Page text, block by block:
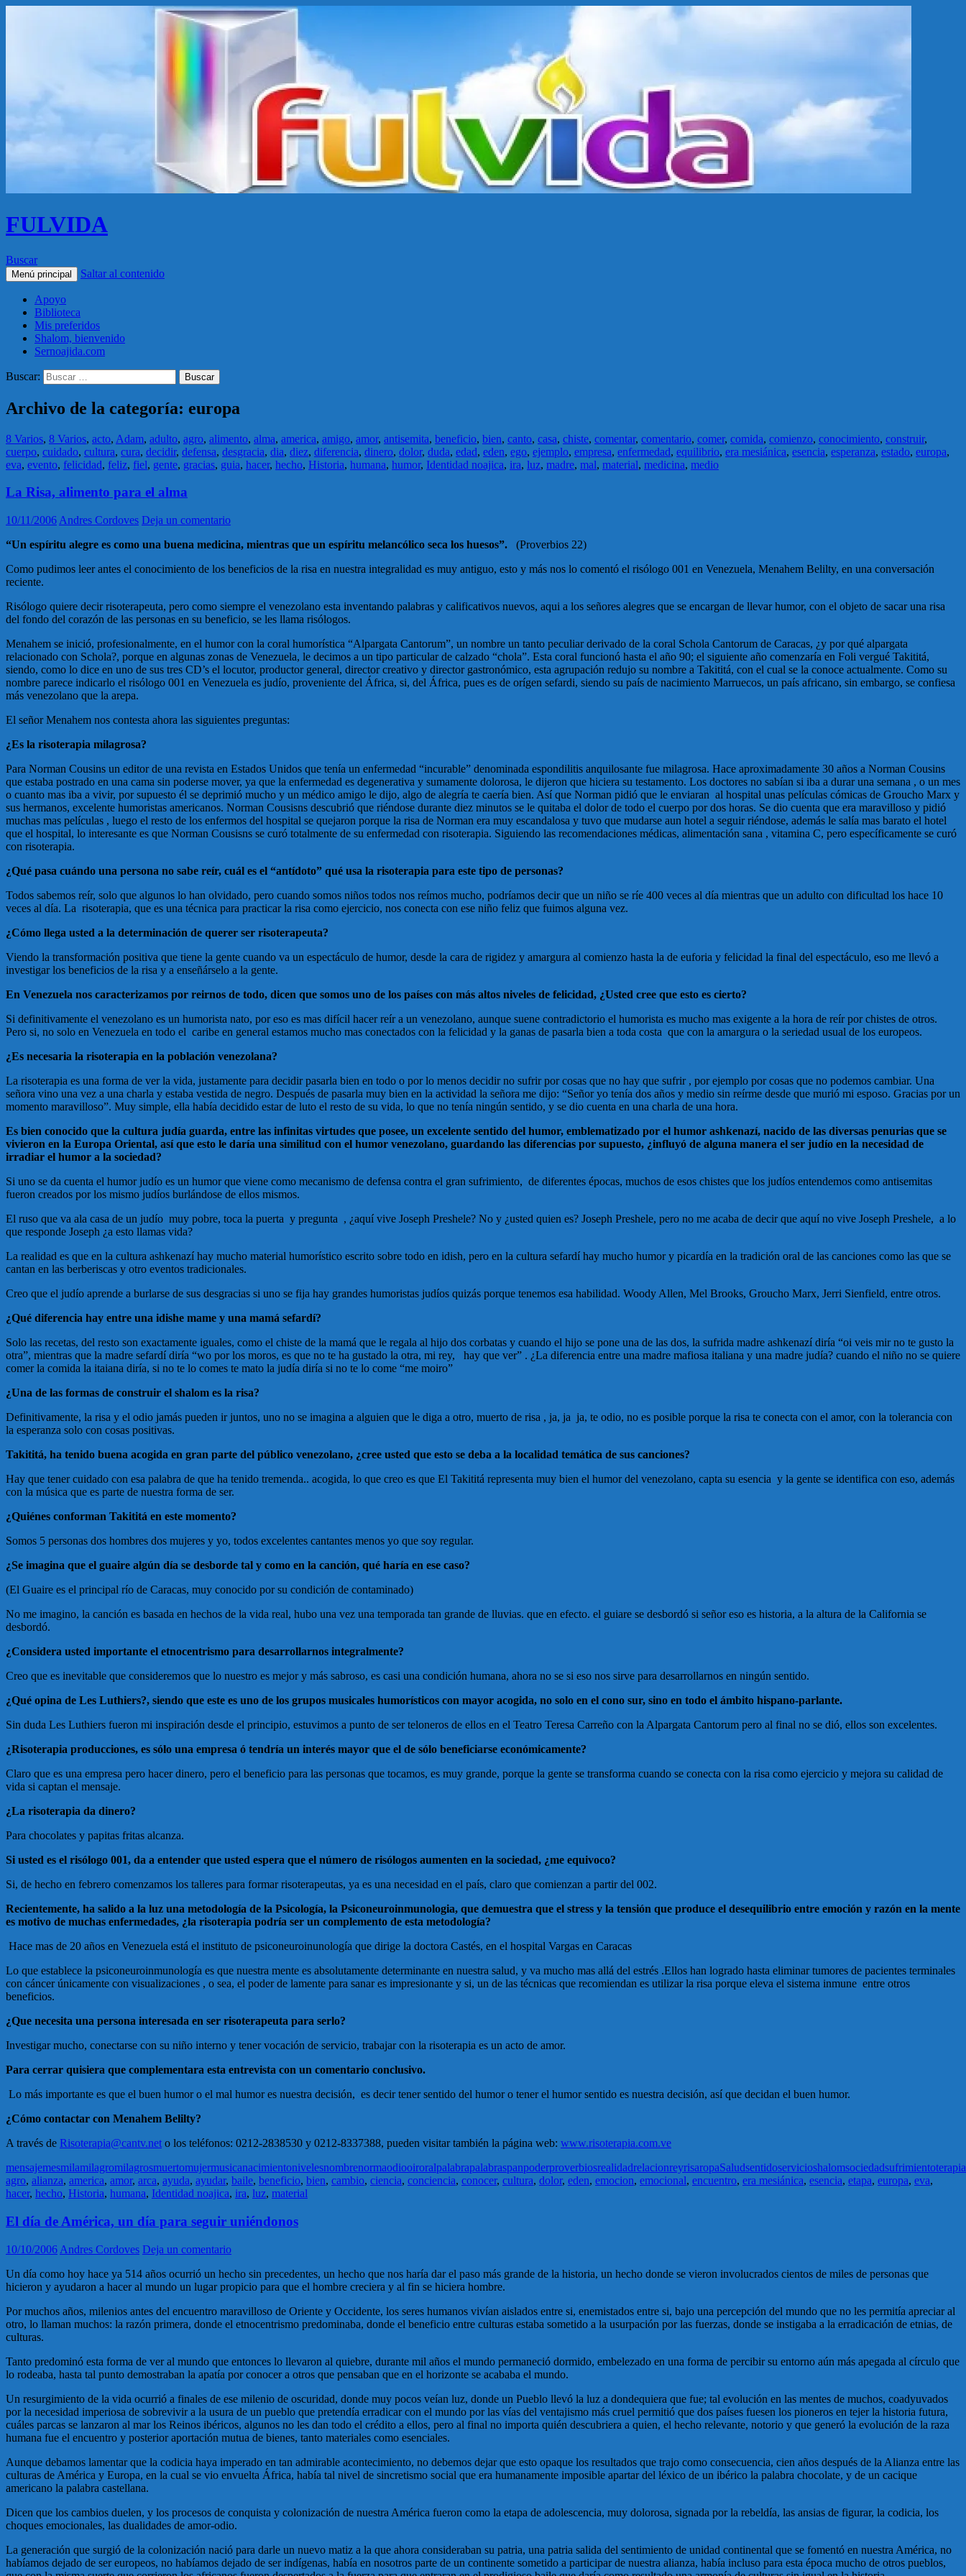
FULVIDA
Buscar
Menú principal Saltar al contenido
Apoyo
Biblioteca
Mis preferidos
Shalom, bienvenido
Sernoajida.com
Buscar:
Archivo de la categoría: europa
8 Varios, 8 Varios, acto, Adam, adulto, agro, alimento, alma, america, amigo, amor, antisemita, beneficio, bien, canto, casa, chiste, comentar, comentario, comer, comida, comienzo, conocimiento, construir,
cuerpo, cuidado, cultura, cura, decidir, defensa, desgracia, dia, diez, diferencia, dinero, dolor, duda, edad, eden, ego, ejemplo, empresa, enfermedad, equilibrio, era mesiánica, esencia, esperanza, estado, europa,
eva, evento, felicidad, feliz, fiel, gente, gracias, guia, hacer, hecho, Historia, humana, humor, Identidad noajica, ira, luz, madre, mal, material, medicina, medio
La Risa, alimento para el alma
10/11/2006 Andres Cordoves Deja un comentario
“Un espíritu alegre es como una buena medicina, mientras que un espíritu melancólico seca los huesos”.
(Proverbios 22)
Como pudimos leer antes el conocimiento de los beneficios de la risa en nuestra integralidad es muy antiguo, esto y más nos lo comentó el risólogo 001 en Venezuela, Menahem Belilty, en una conversación
reciente.
Risólogo quiere decir risoterapeuta, pero como siempre el venezolano esta inventando palabras y calificativos nuevos, aqui a los señores alegres que se encargan de llevar humor, con el objeto de sacar una risa
del fondo del corazón de las personas en su beneficio, se les llama risólogos.
Menahem se inició, profesionalmente, en el humor con la coral humorística “Alpargata Cantorum”, un nombre un tanto peculiar derivado de la coral Schola Cantorum de Caracas, ¿y por qué alpargata
relacionado con Schola?, porque en algunas zonas de Venezuela, le decimos a un tipo particular de calzado “chola”. Esta coral funcionó hasta el año 90; el siguiente año comenzaría en Foli vergué Takititá,
siendo, como lo dice en uno de sus tres CD’s el locutor, productor general, director creativo y director gastronómico, esta agrupación redujo su nombre a Takititá, con el cual se la conoce actualmente. Como su
nombre parece indicarlo el risólogo 001 en Venezuela es judío, proveniente del África, si, del África, pues es de orígen sefardi, siendo su país de nacimiento Marruecos, un país africano, sin embargo, se confiesa
más venezolano que la arepa.
El señor Menahem nos contesta ahora las siguientes preguntas:
¿Es la risoterapia milagrosa?
Para Norman Cousins un editor de una revista en Estados Unidos que tenía un enfermedad “incurable” denominada espondilitis anquilosante fue milagrosa. Hace aproximadamente 30 años a Norman Cousins
que estaba postrado en una cama sin poderse mover, ya que la enfermedad es degenerativa y sumamente dolorosa, le dijeron que hiciera su testamento. Los doctores no sabían si iba a durar una semana , o un mes
o cuanto mas iba a vivir, por supuesto él se deprimió mucho y un médico amigo le dijo, algo de alegría te caería bien. Así que Norman pidió que le enviaran al hospital unas películas cómicas de Groucho Marx y
sus hermanos, excelente humoristas americanos. Norman Cousisns descubrió que riéndose durante diez minutos se le quitaba el dolor de todo el cuerpo por dos horas. Se dio cuenta que era maravilloso y pidió
muchas mas películas , luego el resto de los enfermos del hospital se quejaron porque la risa de Norman era muy escandalosa y tuvo que mudarse aun hotel a seguir riéndose, además le salía mas barato el hotel
que el hospital, lo interesante es que Norman Cousisns se curó totalmente de su enfermedad con risoterapia. Siguiendo las recomendaciones médicas, alimentación sana , vitamina C, pero específicamente se curó
con risoterapia.
¿Qué pasa cuándo una persona no sabe reír, cuál es el “antídoto” qué usa la risoterapia para este tipo de personas?
Todos sabemos reír, solo que algunos lo han olvidado, pero cuando somos niños todos nos reímos mucho, podríamos decir que un niño se ríe 400 veces al día mientras que un adulto con dificultad los hace 10
veces al día. La risoterapia, que es una técnica para practicar la risa como ejercicio, nos conecta con ese niño feliz que fuimos alguna vez.
¿Cómo llega usted a la determinación de querer ser risoterapeuta?
Viendo la transformación positiva que tiene la gente cuando va un espectáculo de humor, desde la cara de rigidez y amargura al comienzo hasta la de euforia y felicidad la final del espectáculo, eso me llevó a
investigar los beneficios de la risa y a enseñárselo a la gente.
En Venezuela nos caracterizamos por reirnos de todo, dicen que somos uno de los países con más altos niveles de felicidad, ¿Usted cree que esto es cierto?
Si definitivamente el venezolano es un humorista nato, por eso es mas difícil hacer reír a un venezolano, aunque suene contradictorio el humorista es mucho mas exigente a la hora de reír por chistes de otros.
Pero si, no solo en Venezuela en todo el caribe en general estamos mucho mas conectados con la felicidad y la ganas de pasarla bien a toda costa que con la amargura o la seriedad usual de los europeos.
¿Es necesaria la risoterapia en la población venezolana?
La risoterapia es una forma de ver la vida, justamente para decidir pasarla bien en todo o por lo menos decidir no sufrir por cosas que no hay que sufrir , por ejemplo por cosas que no podemos cambiar. Una
señora vino una vez a una charla y estaba vestida de negro. Después de pasarla muy bien en la actividad la señora me dijo: “Señor yo tenía dos años y medio sin reírme desde que murió mi esposo. Gracias por un
momento maravilloso”. Muy simple, ella había decidido estar de luto el resto de su vida, lo que no tenía ningún sentido, y se dio cuenta en una charla de una hora.
Es bien conocido que la cultura judía guarda, entre las infinitas virtudes que posee, un excelente sentido del humor, emblematizado por el humor ashkenazí, nacido de las diversas penurias que se
vivieron en la Europa Oriental, así que esto le daría una similitud con el humor venezolano, guardando las diferencias por supuesto, ¿influyó de alguna manera el ser judío en la necesidad de
irradiar el humor a la sociedad?
Si uno se da cuenta el humor judío es un humor que viene como mecanismo de defensa contra el gran sufrimiento, de diferentes épocas, muchos de esos chistes que los judíos entendemos como antisemitas
fueron creados por los mismo judíos burlándose de ellos mismos.
El ruso que va ala casa de un judío muy pobre, toca la puerta y pregunta , ¿aquí vive Joseph Preshele? No y ¿usted quien es? Joseph Preshele, pero no me acaba de decir que aquí no vive Joseph Preshele, a lo
que responde Joseph ¿a esto llamas vida?
La realidad es que en la cultura ashkenazí hay mucho material humorístico escrito sobre todo en idish, pero en la cultura sefardí hay mucho humor y picardía en la tradición oral de las canciones como las que se
cantan en las berberiscas y otro eventos tradicionales.
Creo que el judío aprende a burlarse de sus desgracias si uno se fija hay grandes humoristas judíos quizás porque tenemos esa habilidad. Woody Allen, Mel Brooks, Groucho Marx, Jerri Sienfield, entre otros.
¿Qué diferencia hay entre una idishe mame y una mamá sefardí?
Solo las recetas, del resto son exactamente iguales, como el chiste de la mamá que le regala al hijo dos corbatas y cuando el hijo se pone una de las dos, la sufrida madre ashkenazí diría “oi veis mir no te gusto la
otra”, mientras que la madre sefardí diría “wo por los moros, es que no te ha gustado la otra, mi rey, hay que ver” . ¿La diferencia entre una madre mafiosa italiana y una madre judía? cuando el niño no se quiere
comer la comida la itaiana diría, si no te lo comes te mato la judía diría si no te lo come “me moiro”
¿Una de las formas de construir el shalom es la risa?
Definitivamente, la risa y el odio jamás pueden ir juntos, uno no se imagina a alguien que le diga a otro, muerto de risa , ja, ja ja, te odio, no es posible porque la risa te conecta con el amor, con la tolerancia con
la esperanza solo con cosas positivas.
Takititá, ha tenido buena acogida en gran parte del público venezolano, ¿cree usted que esto se deba a la localidad temática de sus canciones?
Hay que tener cuidado con esa palabra de que ha tenido tremenda.. acogida, lo que creo es que El Takititá representa muy bien el humor del venezolano, capta su esencia y la gente se identifica con eso, además
con la música que es parte de nuestra forma de ser.
¿Quiénes conforman Takititá en este momento?
Somos 5 personas dos hombres dos mujeres y yo, todos excelentes cantantes menos yo que soy regular.
¿Se imagina que el guaire algún día se desborde tal y como en la canción, qué haría en ese caso?
(El Guaire es el principal río de Caracas, muy conocido por su condición de contaminado)
No me imagino, la canción es basada en hechos de la vida real, hubo una vez una temporada tan grande de lluvias. que en efecto. el guiare se desbordó si señor eso es historia, a la altura de la California se
desbordó.
¿Considera usted importante el etnocentrismo para desarrollarnos integralmente?
Creo que es inevitable que consideremos que lo nuestro es mejor y más sabroso, es casi una condición humana, ahora no se si eso nos sirve para desarrollarnos en ningún sentido.
¿Qué opina de Les Luthiers?, siendo que este es uno de los grupos musicales humorísticos con mayor acogida, no solo en el cono sur, sino en todo el ámbito hispano-parlante.
Sin duda Les Luthiers fueron mi inspiración desde el principio, estuvimos a punto de ser teloneros de ellos en el Teatro Teresa Carreño con la Alpargata Cantorum pero al final no se dió, ellos son excelentes.
¿Risoterapia producciones, es sólo una empresa ó tendría un interés mayor que el de sólo beneficiarse económicamente?
Claro que es una empresa pero hacer dinero, pero el beneficio para las personas que tocamos, es muy grande, porque la gente se transforma cuando se conecta con la risa como ejercicio y mejora su calidad de
vida si captan el mensaje.
¿La risoterapia da dinero?
Para chocolates y papitas fritas alcanza.
Si usted es el risólogo 001, da a entender que usted espera que el número de risólogos aumenten en la sociedad, ¿me equivoco?
Si, de hecho en febrero comenzamos los talleres para formar risoterapeutas, ya es una necesidad en el país, claro que comienzan a partir del 002.
Recientemente, ha salido a la luz una metodología de la Psicología, la Psiconeuroinmunologia, que demuestra que el stress y la tensión que produce el desequilibrio entre emoción y razón en la mente
es motivo de muchas enfermedades, ¿la risoterapia podría ser un complemento de esta metodología?
Hace mas de 20 años en Venezuela está el instituto de psiconeuroinunología que dirige la doctora Castés, en el hospital Vargas en Caracas
Lo que establece la psiconeuroinmunología es que nuestra mente es absolutamente determinante en nuestra salud, y va mucho mas allá del estrés .Ellos han logrado hasta eliminar tumores de pacientes terminales
con cáncer únicamente con visualizaciones , o sea, el poder de lamente para sanar es impresionante y si, un de las técnicas que recomiendan es utilizar la risa porque eleva el sistema inmune entre otros
beneficios.
¿Que necesita una persona interesada en ser risoterapeuta para serlo?
Investigar mucho, conectarse con su niño interno y tener vocación de servicio, trabajar con la risoterapia es un acto de amor.
Para cerrar quisiera que complementara esta entrevista con un comentario conclusivo.
Lo más importante es que el buen humor o el mal humor es nuestra decisión, es decir tener sentido del humor o tener el humor sentido es nuestra decisión, así que decidan el buen humor.
¿Cómo contactar con Menahem Belilty?
A través de Risoterapia@cantv.net o los teléfonos: 0212-2838530 y 0212-8337388, pueden visitar también la página web: www.risoterapia.com.ve
mensajemesmilamilagromilagrosmuertomujermusicanacimientonivelesnombrenormaodiooiroralpalabrapalabraspanpoderproverbiosrealidadrelacionreyrisaropaSaludsentidoservicioshalomsociedadsufrimientoterapia
agro, alianza, america, amor, arca, ayuda, ayudar, baile, beneficio, bien, cambio, ciencia, conciencia, conocer, cultura, dolor, eden, emocion, emocional, encuentro, era mesiánica, esencia, etapa, europa, eva,
hacer, hecho, Historia, humana, Identidad noajica, ira, luz, material
El dí­a de América, un dí­a para seguir uniéndonos
10/10/2006 Andres Cordoves Deja un comentario
Un día como hoy hace ya 514 años ocurrió un hecho sin precedentes, un hecho que nos haría dar el paso más grande de la historia, un hecho donde se vieron involucrados cientos de miles de personas que
hicieron y ayudaron a hacer al mundo un lugar propicio para que el hombre creciera y al fin se hiciera hombre.
Por muchos años, milenios antes del encuentro maravilloso de Oriente y Occidente, los seres humanos vivían aislados entre si, enemistados entre si, bajo una percepción del mundo que no les permitía apreciar al
otro, lo llaman muchos: la razón primera, donde el etnocentrismo predominaba, donde el beneficio entre culturas estaba sometido a la usurpación por las fuerzas, donde se instigaba a la erradicación de etnias, de
culturas.
Tanto predominó esta forma de ver al mundo que entonces lo llevaron al quiebre, durante mil años el mundo permaneció dormido, embelezado en una forma de percibir su entorno aún más apegada al círculo que
lo rodeaba, hasta tal punto demostraban la apatía por conocer a otros que pensaban que en el horizonte se acababa el mundo.
Un resurgimiento de la vida ocurrió a finales de ese milenio de oscuridad, donde muy pocos veían luz, donde un Pueblo llevó la luz a dondequiera que fue; tal evolución en las mentes de muchos, coadyuvados
por la necesidad imperiosa de sobrevivir a la usura de un pueblo que pretendía erradicar con el mundo por las vías del ventajismo más cruel permitió que dos países fuesen los pioneros en tejer la historia futura,
cuáles parcas se lanzaron al mar los Reinos ibéricos, algunos no les dan todo el crédito a ellos, pero al final no importa quién descubriera a quien, el hecho relevante, notorio y que generó la evolución de la raza
humana fue el encuentro y posterior aportación mutua de bienes, tanto materiales como esenciales.
Aunque debamos lamentar que la codicia haya imperado en tan admirable acontecimiento, no debemos dejar que esto opaque los resultados que trajo como consecuencia, cien años después de la Alianza entre las
culturas de América y Europa, en la cual se vio envuelta África, había tal nivel de sincretismo social que era humanamente imposible apartar del léxico de un ibérico la palabra chocolate, y de un cacique
americano la palabra castellana.
Dicen que los cambios duelen, y los procesos de conquista y colonización de nuestra América fueron como la etapa de adolescencia, muy dolorosa, signada por la rebeldía, las ansias de figurar, la codicia, los
choques emocionales, las dualidades de amor-odio.
La generación que surgió de la colonización nació para darle un nuevo matiz a la que ahora consideraban su patria, una patria salida del sentimiento de unidad continental que se fomentó en nuestra América, no
habíamos dejado de ser europeos, no habíamos dejado de ser indígenas, había en nosotros parte de un continente sometido a participar de nuestra alianza, había incluso para esta época mucho de otros pueblos,